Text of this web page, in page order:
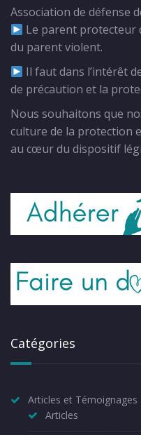
Association de défense
Le parent protecteur
du parent violent.
Il faut dans l’intérêt
de précaution et la
Nous souhaitons que
culture de la protection
au cœur du dispositif
Catégories
Articles et Témoignages
Articles